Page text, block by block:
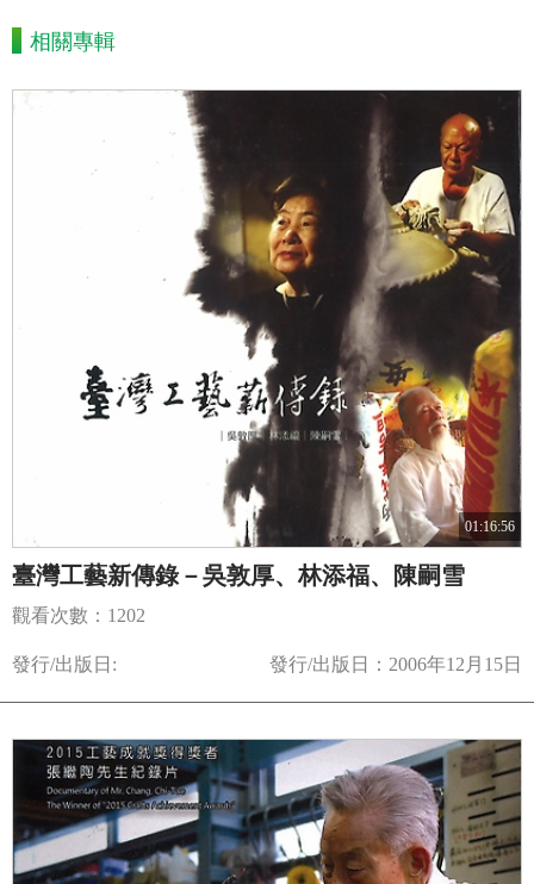
相關專輯
01:16:56
臺灣工藝新傳錄－吳敦厚、林添福、陳嗣雪
觀看次數：1202
發行/出版日: 發行/出版日：2006年12月15日